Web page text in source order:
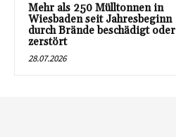
Mehr als 250 Mülltonnen in
Wiesbaden seit Jahresbeginn
durch Brände beschädigt oder
zerstört
28.07.2026